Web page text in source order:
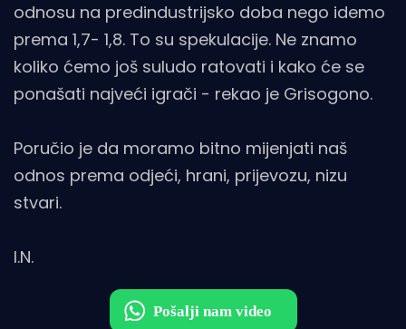
odnosu na predindustrijsko doba nego idemo
prema 1,7- 1,8. To su spekulacije. Ne znamo
koliko ćemo još suludo ratovati i kako će se
ponašati najveći igrači - rekao je Grisogono.
Poručio je da moramo bitno mijenjati naš
odnos prema odjeći, hrani, prijevozu, nizu
stvari.
I.N.